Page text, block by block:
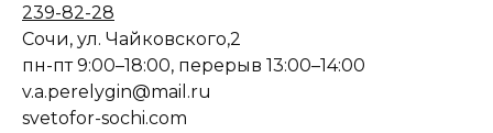
239-82-28
Сочи, ул. Чайковского,2
пн-пт 9:00–18:00, перерыв 13:00–14:00
v.a.perelygin@mail.ru
svetofor-sochi.com